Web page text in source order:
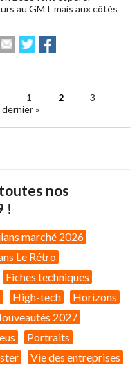
au GMT mais aux côtés
EnvoyerPartager
sur sur
1 2
3
dernier »
toutes nos
!
marché 2026
Le Rétro
Fiches techniques
High-tech
Horizons
2027
Portraits
Vie des entreprises